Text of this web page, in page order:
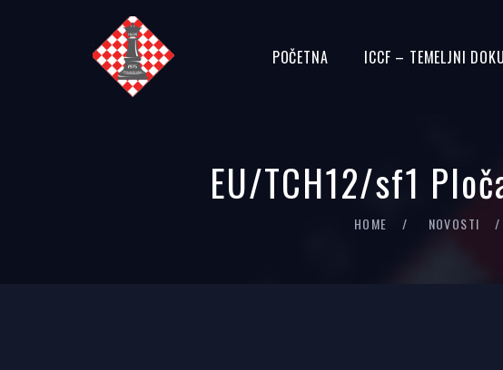
POČETNA ICCF – TEMELJNI
EU/TCH12/sf1
HOME NOVOSTI